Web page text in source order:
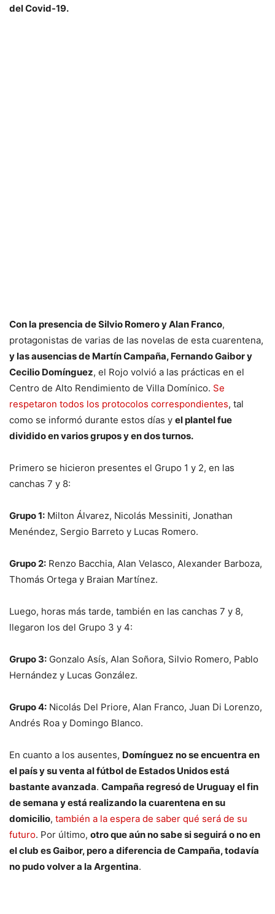
del Covid-19.
Con la presencia de Silvio Romero y Alan Franco,
protagonistas de varias de las novelas de esta cuarentena,
y las ausencias de Martín Campaña, Fernando Gaibor y
Cecilio Domínguez, el Rojo volvió a las prácticas en el
Centro de Alto Rendimiento de Villa Domínico. Se
respetaron todos los protocolos correspondientes, tal
como se informó durante estos días y el plantel fue
dividido en varios grupos y en dos turnos.
Primero se hicieron presentes el Grupo 1 y 2, en las
canchas 7 y 8:
Grupo 1: Milton Álvarez, Nicolás Messiniti, Jonathan
Menéndez, Sergio Barreto y Lucas Romero.
Grupo 2: Renzo Bacchia, Alan Velasco, Alexander Barboza,
Thomás Ortega y Braian Martínez.
Luego, horas más tarde, también en las canchas 7 y 8,
llegaron los del Grupo 3 y 4:
Grupo 3: Gonzalo Asís, Alan Soñora, Silvio Romero, Pablo
Hernández y Lucas González.
Grupo 4: Nicolás Del Priore, Alan Franco, Juan Di Lorenzo,
Andrés Roa y Domingo Blanco.
En cuanto a los ausentes, Domínguez no se encuentra en
el país y su venta al fútbol de Estados Unidos está
bastante avanzada. Campaña regresó de Uruguay el fin
de semana y está realizando la cuarentena en su
domicilio, también a la espera de saber qué será de su
futuro. Por último, otro que aún no sabe si seguirá o no en
el club es Gaibor, pero a diferencia de Campaña, todavía
no pudo volver a la Argentina.